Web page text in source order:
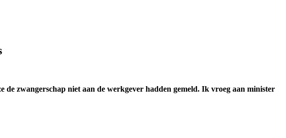
zwangerschap niet aan de werkgever hadden gemeld. Ik vroeg aan minister